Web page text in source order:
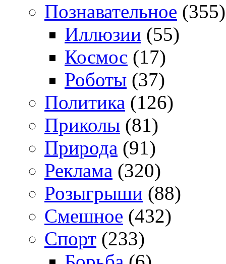
Познавательное (355)
Иллюзии (55)
Космос (17)
Роботы (37)
Политика (126)
Приколы (81)
Природа (91)
Реклама (320)
Розыгрыши (88)
Смешное (432)
Спорт (233)